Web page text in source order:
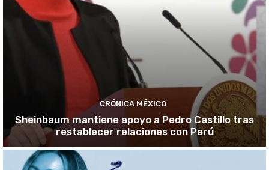
CRÓNICA MÉXICO
Sheinbaum mantiene apoyo a Pedro Castillo tras
restablecer relaciones con Perú